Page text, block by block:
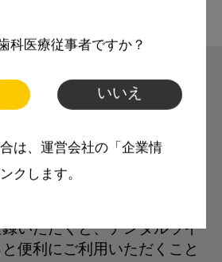
科医療従事者ですか？
いいえ
合は、運営会社の「企業情
クします。
員のご案内
いただくと、デンタルライ
便利にご利用いただくこと